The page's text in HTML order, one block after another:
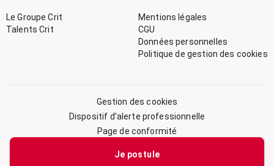
Je postule
Le Groupe Crit
Talents Crit
Mentions légales
CGU
Données personnelles
Politique de gestion des cookies
Gestion des cookies
Dispositif d’alerte professionnelle
Page de conformité
© 2026 CRIT